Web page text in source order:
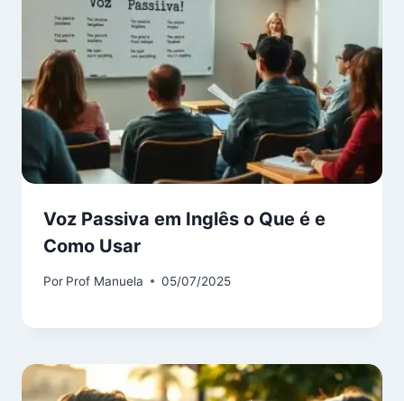
Voz Passiva em Inglês o Que é e
Como Usar
Por Prof Manuela 05/07/2025